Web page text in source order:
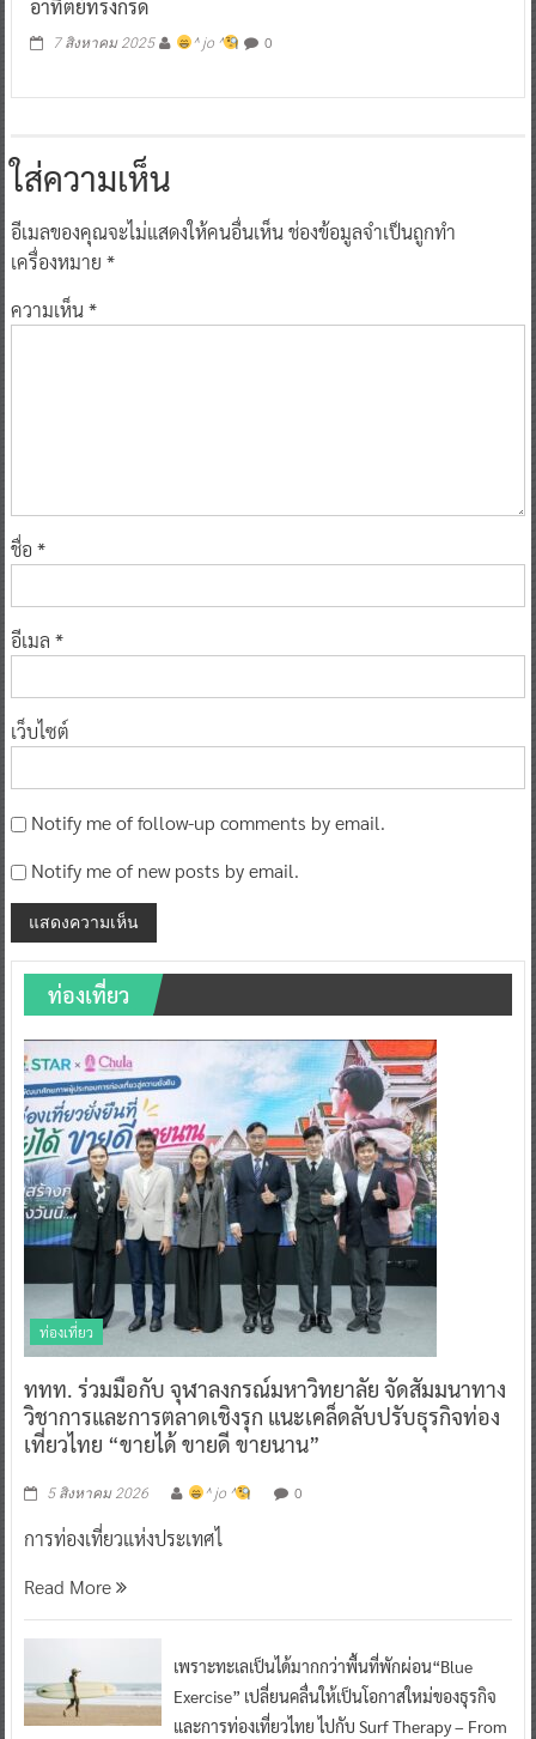
อาทิตย์ทรงกรด
7 สิงหาคม 2025 ^ jo ^ 0
ใส่ความเห็น
อีเมลของคุณจะไม่แสดงให้คนอื่นเห็นช่องข้อมูลจำเป็นถูกทำ
เครื่องหมาย *
ความเห็น*
ชื่อ *
อีเมล *
เว็บไซต์
Notify me of follow-up comments by email.
Notify me of new posts by email.
ท่องเที่ยว
ท่องเที่ยว
ททท. ร่วมมือกับ จุฬาลงกรณ์มหาวิทยาลัย จัดสัมมนาทาง
วิชาการและการตลาดเชิงรุก แนะเคล็ดลับปรับธุรกิจท่อง
เที่ยวไทย “ขายได้ ขายดี ขายนาน”
5 สิงหาคม 2026 ^ jo ^ 0
การท่องเที่ยวแห่งประเทศไ
Read More
เพราะทะเลเป็นได้มากกว่าพื้นที่พักผ่อน“Blue
Exercise” เปลี่ยนคลื่นให้เป็นโอกาสใหม่ของธุรกิจ
และการท่องเที่ยวไทย ไปกับ Surf Therapy – From